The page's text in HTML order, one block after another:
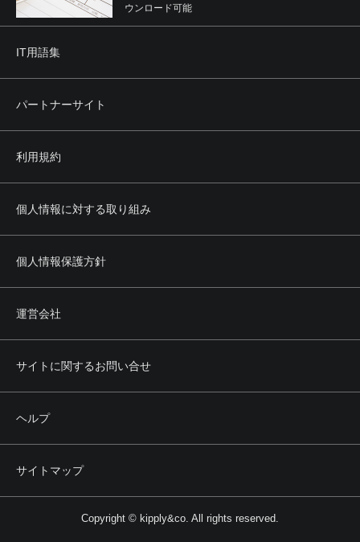
ウンロード可能
IT用語集
パートナーサイト
利用規約
個人情報に対する取り組み
個人情報保護方針
運営会社
サイトに関するお問い合せ
ヘルプ
サイトマップ
Copyright © kipply&co. All rights reserved.